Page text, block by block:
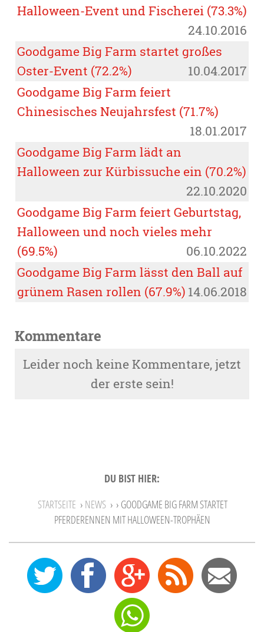
Halloween-Event und Fischerei (73.3%)
24.10.2016
Goodgame Big Farm startet großes
Oster-Event (72.2%)
10.04.2017
Goodgame Big Farm feiert
Chinesisches Neujahrsfest (71.7%)
18.01.2017
Goodgame Big Farm lädt an
Halloween zur Kürbissuche ein (70.2%)
22.10.2020
Goodgame Big Farm feiert Geburtstag,
Halloween und noch vieles mehr
(69.5%)
06.10.2022
Goodgame Big Farm lässt den Ball auf
grünem Rasen rollen (67.9%) 14.06.2018
Kommentare
Leider noch keine Kommentare, jetzt
der erste sein!
DU BIST HIER:
STARTSEITE › NEWS › › GOODGAME BIG FARM STARTET
PFERDERENNEN MIT HALLOWEEN-TROPHÄEN
0 12 27 Feed Mail
Send